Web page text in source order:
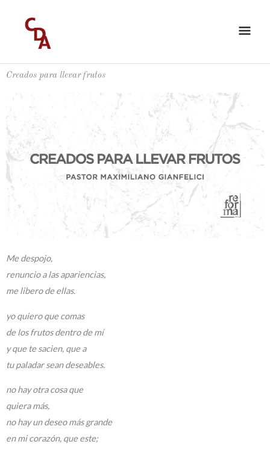
contenido
Creados para llevar frutos
Me despojo,
renuncio a las apariencias,
me libero de ellas.
yo quiero que comas
de los frutos dentro de mí
y que te sacien, que a
tu paladar sean deseables.
no hay otra cosa que
quiera más,
no hay un deseo más grande
en mi corazón, que este;